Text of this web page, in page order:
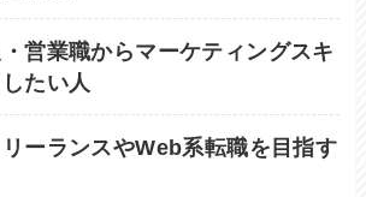
営業職からマーケティングスキ
たい人
ーランスやWeb系転職を目指す